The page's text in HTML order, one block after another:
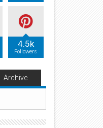
4.5k
Followers
Archive